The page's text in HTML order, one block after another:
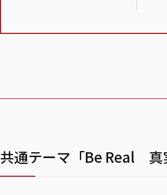
共通テーマ「Be Real 真